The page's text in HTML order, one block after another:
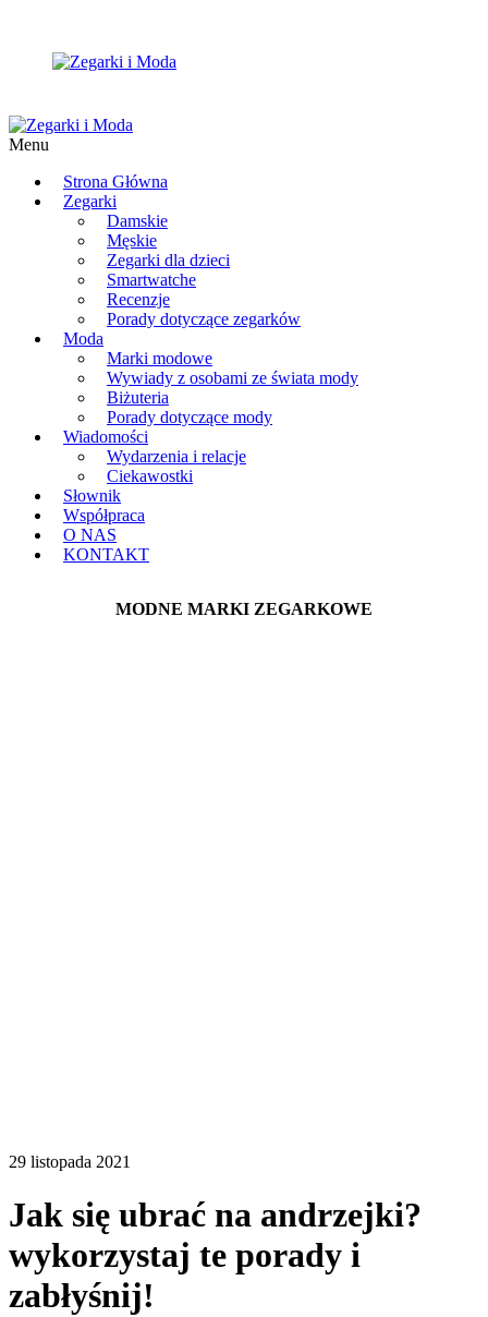
Menu
Strona Główna
Zegarki
Damskie
Męskie
Zegarki dla dzieci
Smartwatche
Recenzje
Porady dotyczące zegarków
Moda
Marki modowe
Wywiady z osobami ze świata mody
Biżuteria
Porady dotyczące mody
Wiadomości
Wydarzenia i relacje
Ciekawostki
Słownik
Współpraca
O NAS
KONTAKT
MODNE MARKI ZEGARKOWE
29 listopada 2021
Jak się ubrać na andrzejki?
wykorzystaj te porady i
zabłyśnij!